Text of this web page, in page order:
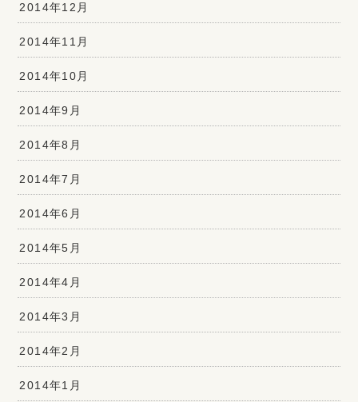
2014年12月
2014年11月
2014年10月
2014年9月
2014年8月
2014年7月
2014年6月
2014年5月
2014年4月
2014年3月
2014年2月
2014年1月